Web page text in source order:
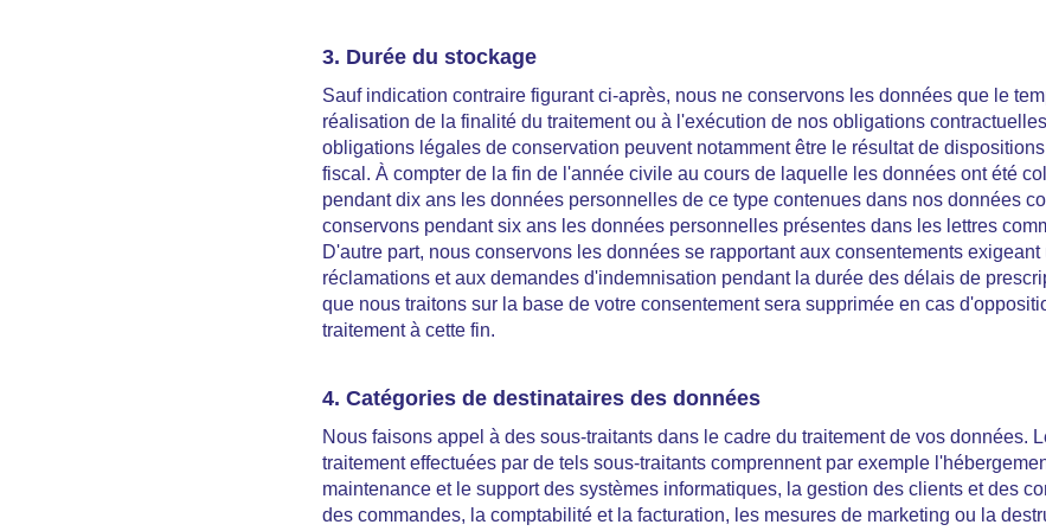
3. Durée du stockage
Sauf indication contraire figurant ci-après, nous ne conservons les données que le
réalisation de la finalité du traitement ou à l'exécution de nos obligations
obligations légales de conservation peuvent notamment être le résultat de
fiscal. À compter de la fin de l'année civile au cours de laquelle les données ont été
pendant dix ans les données personnelles de ce type contenues dans nos données
conservons pendant six ans les données personnelles présentes dans les lettres
D'autre part, nous conservons les données se rapportant aux consentements
réclamations et aux demandes d'indemnisation pendant la durée des délais de
que nous traitons sur la base de votre consentement sera supprimée en cas
traitement à cette fin.
4. Catégories de destinataires des données
Nous faisons appel à des sous-traitants dans le cadre du traitement de vos données.
traitement effectuées par de tels sous-traitants comprennent par exemple
maintenance et le support des systèmes informatiques, la gestion des clients et des
des commandes, la comptabilité et la facturation, les mesures de marketing ou la